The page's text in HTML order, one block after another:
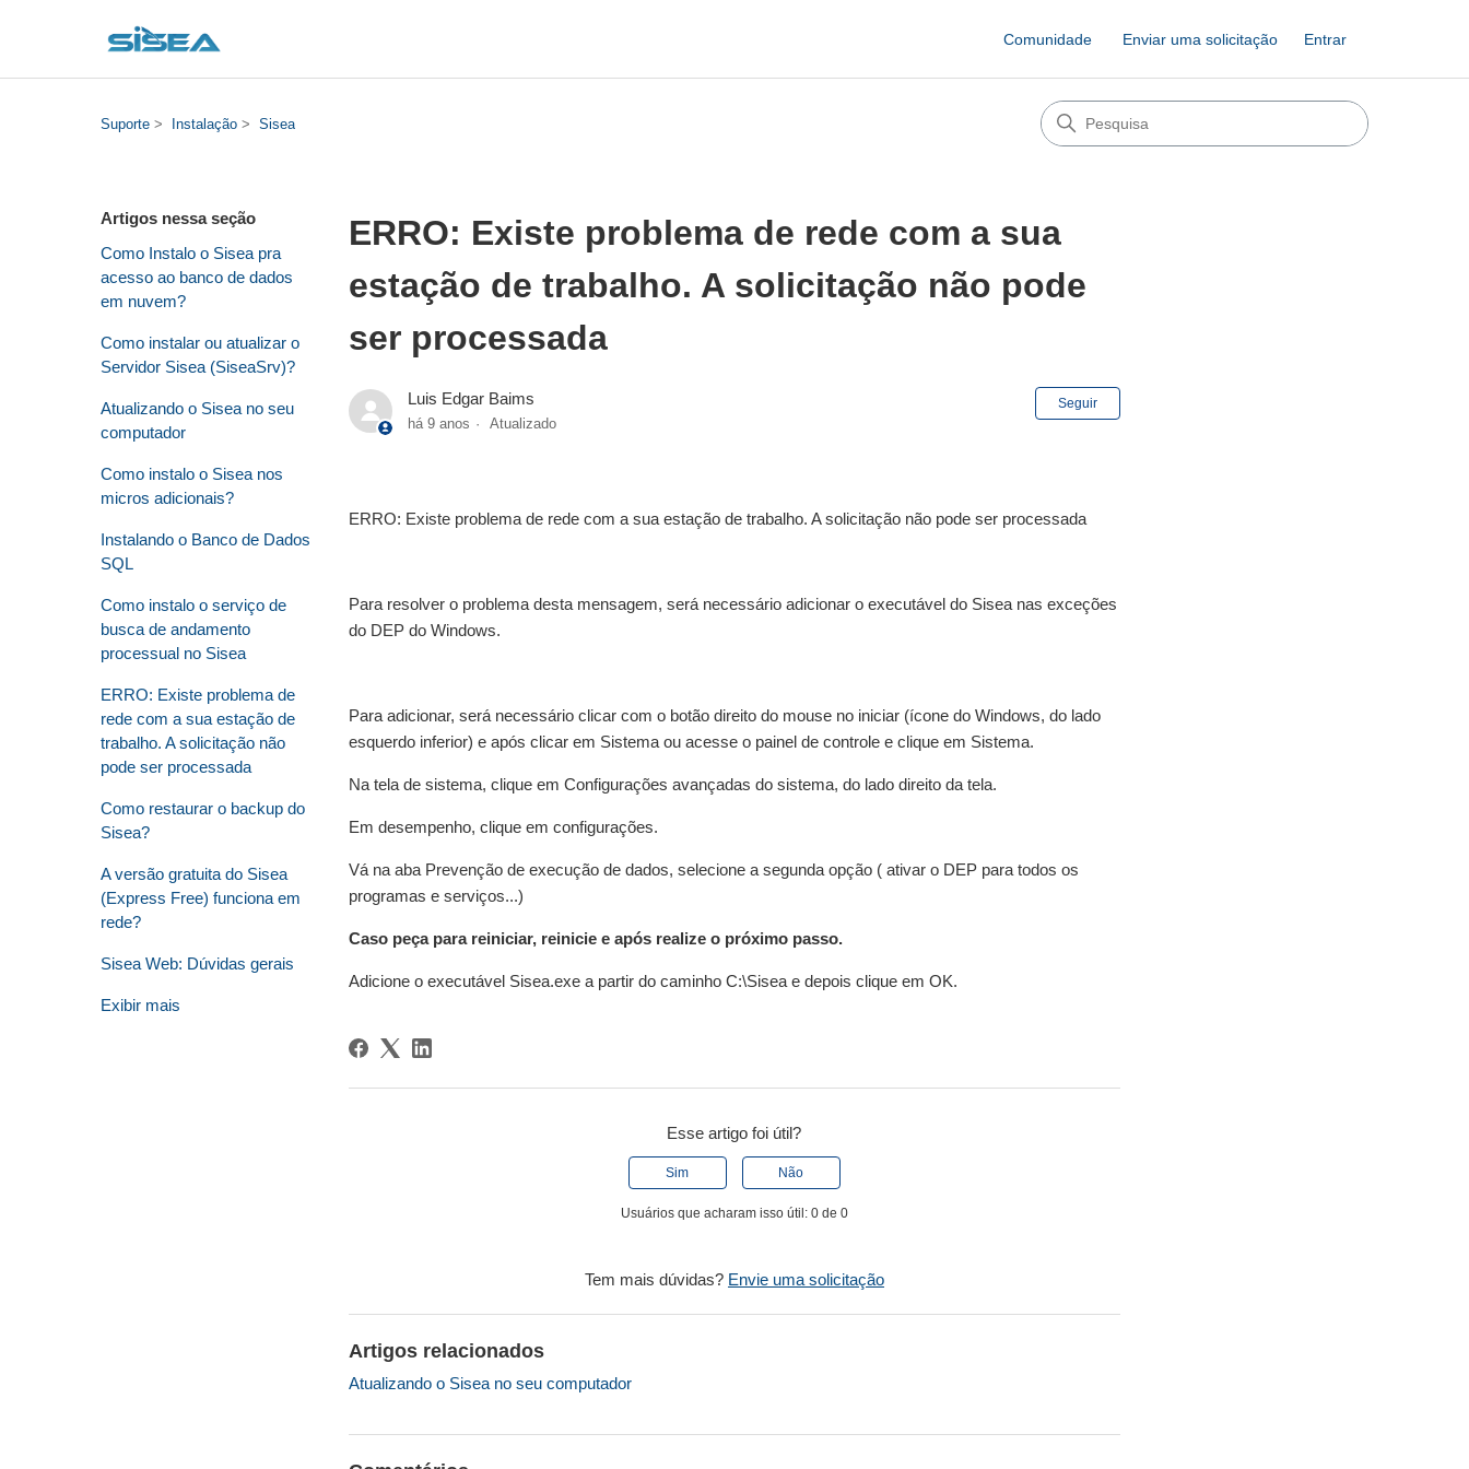
Comunidade Enviar uma solicitação Entrar
Suporte Instalação Sisea
Artigos nessa seção
Como Instalo o Sisea pra
acesso ao banco de dados
em nuvem?
Como instalar ou atualizar o
Servidor Sisea (SiseaSrv)?
Atualizando o Sisea no seu
computador
Como instalo o Sisea nos
micros adicionais?
Instalando o Banco de Dados
SQL
Como instalo o serviço de
busca de andamento
processual no Sisea
ERRO: Existe problema de
rede com a sua estação de
trabalho. A solicitação não
pode ser processada
Como restaurar o backup do
Sisea?
A versão gratuita do Sisea
(Express Free) funciona em
rede?
Sisea Web: Dúvidas gerais
Exibir mais
ERRO: Existe problema de rede com a sua
estação de trabalho. A solicitação não pode
ser processada
Luis Edgar Baims
há 9 anos Atualizado
Seguir
ERRO: Existe problema de rede com a sua estação de trabalho. A solicitação não pode ser processada
Para resolver o problema desta mensagem, será necessário adicionar o executável do Sisea nas exceções
do DEP do Windows.
Para adicionar, será necessário clicar com o botão direito do mouse no iniciar (ícone do Windows, do lado
esquerdo inferior) e após clicar em Sistema ou acesse o painel de controle e clique em Sistema.
Na tela de sistema, clique em Configurações avançadas do sistema, do lado direito da tela.
Em desempenho, clique em configurações.
Vá na aba Prevenção de execução de dados, selecione a segunda opção ( ativar o DEP para todos os
programas e serviços...)
Caso peça para reiniciar, reinicie e após realize o próximo passo.
Adicione o executável Sisea.exe a partir do caminho C:\Sisea e depois clique em OK.
Esse artigo foi útil?
Sim Não
Usuários que acharam isso útil: 0 de 0
Tem mais dúvidas? Envie uma solicitação
Artigos relacionados
Atualizando o Sisea no seu computador